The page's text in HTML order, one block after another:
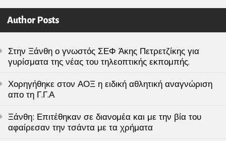
Author Posts
Στην Ξάνθη ο γνωστός ΣΕΦ Άκης Πετρετζίκης για
γυρίσματα της νέας του τηλεοπτικής εκπομπής.
Χορηγήθηκε στον ΑΟΞ η ειδική αθλητική αναγνώριση
απο τη Γ.Γ.Α
Ξάνθη: Επιτέθηκαν σε διανομέα και με την βία του
αφαίρεσαν την τσάντα με τα χρήματα